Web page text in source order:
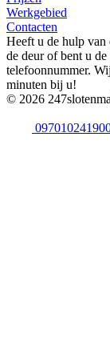
Werkgebied
Contacten
Heeft u de hulp van
de deur of bent u
telefoonnummer.
minuten bij u!
© 2026